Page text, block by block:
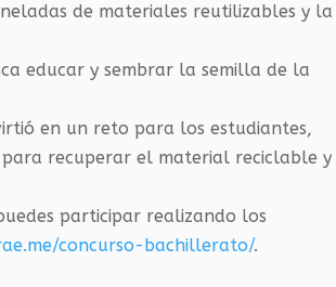
de materiales reutilizables y la
educar y sembrar la semilla de la
en un reto para los estudiantes,
recuperar el material reciclable y
participar realizando los
concurso-bachillerato/​.